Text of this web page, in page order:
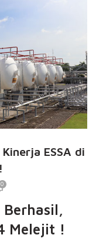
ESSA di
0
Berhasil,
Melejit !